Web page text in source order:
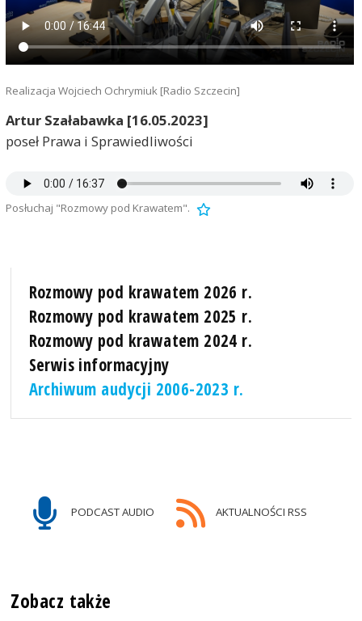
Realizacja Wojciech Ochrymiuk [Radio Szczecin]
Artur Szałabawka [16.05.2023]
poseł Prawa i Sprawiedliwości
Posłuchaj "Rozmowy pod Krawatem".
Rozmowy pod krawatem 2026 r.
Rozmowy pod krawatem 2025 r.
Rozmowy pod krawatem 2024 r.
Serwis informacyjny
Archiwum audycji 2006-2023 r.
PODCAST AUDIO AKTUALNOŚCI RSS
Zobacz także